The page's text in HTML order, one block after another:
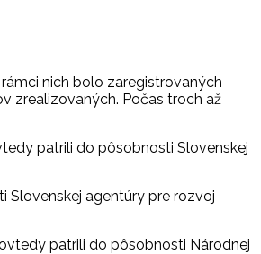
nich bolo zaregistrovaných
zrealizovaných. Počas troch až
patrili do pôsobnosti Slovenskej
Slovenskej agentúry pre rozvoj
patrili do pôsobnosti Národnej